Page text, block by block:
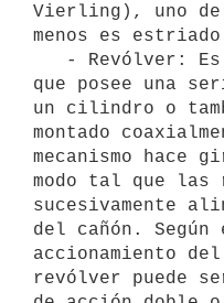
Vierling), uno
menos es
que posee una
un cilindro o
montado
mecanismo hace
modo tal que las
sucesivamente
del cañón.
accionamiento
revólver puede